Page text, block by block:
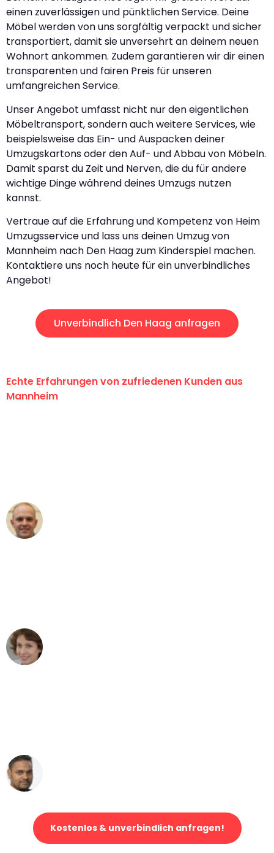
einen zuverlässigen und pünktlichen Service. Deine
Möbel werden von uns sorgfältig verpackt und sicher
transportiert, damit sie unversehrt an deinem neuen
Wohnort ankommen. Zudem garantieren wir dir einen
transparenten und fairen Preis für unseren
umfangreichen Service.
Unser Angebot umfasst nicht nur den eigentlichen
Möbeltransport, sondern auch weitere Services, wie
beispielsweise das Ein- und Auspacken deiner
Umzugskartons oder den Auf- und Abbau von Möbeln.
Damit sparst du Zeit und Nerven, die du für andere
wichtige Dinge während deines Umzugs nutzen
kannst.
Vertraue auf die Erfahrung und Kompetenz von Heim
Umzugsservice und lass uns deinen Umzug von
Mannheim nach Den Haag zum Kinderspiel machen.
Kontaktiere uns noch heute für ein unverbindliches
Angebot!
Unverbindlich Den Haag anfragen
Echte Erfahrungen von zufriedenen Kunden aus
Mannheim
Kostenlos & unverbindlich anfragen!